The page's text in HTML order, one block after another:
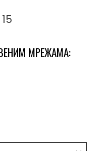
МРЕЖАМА: